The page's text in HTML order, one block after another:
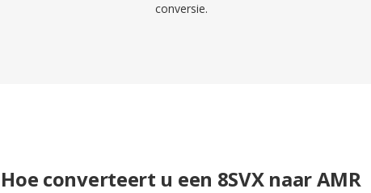
conversie.
Hoe converteert u een 8SVX naar AMR